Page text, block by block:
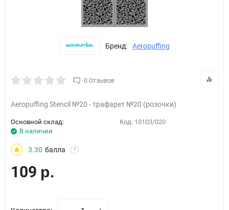
Бренд: Aeropuffing
0 Отзывов
Aeropuffing Stencil №20 - трафарет №20 (розочки)
Основной склад:
В наличии
Код: 10103/020
3.30 балла ?
109 р.